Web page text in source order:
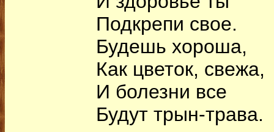
Подкрепи свое.
Будешь хороша,
Как цветок, свежа,
И болезни все
Будут трын-трава.